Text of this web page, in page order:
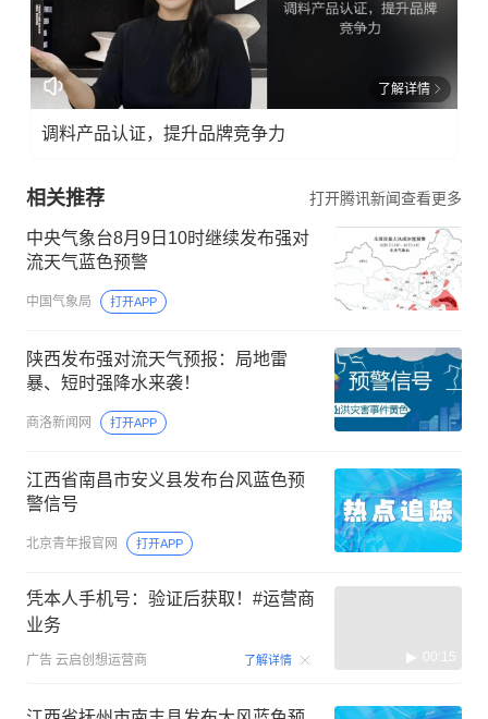
了解详情
调料产品认证，提升品牌竞争力
相关推荐 打开腾讯新闻查看更多
中央气象台8月9日10时继续发布强对
流天气蓝色预警
中国气象局 打开APP
陕西发布强对流天气预报：局地雷
暴、短时强降水来袭！
商洛新闻网 打开APP
江西省南昌市安义县发布台风蓝色预
警信号
北京青年报官网 打开APP
凭本人手机号：验证后获取！#运营商
业务
广告 云启创想运营商 了解详情 00:15